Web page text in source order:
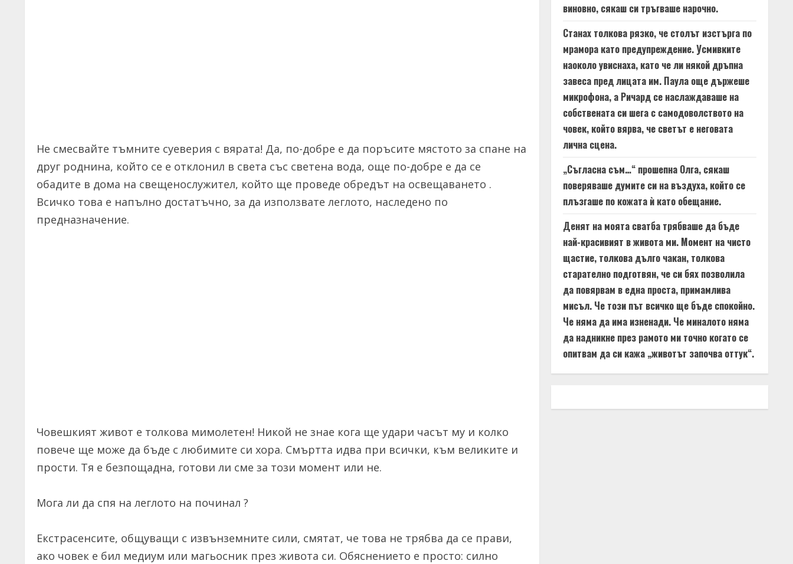
Не смесвайте тъмните суеверия с вярата! Да, по-добре е да поръсите мястото за спане на
друг роднина, който се е отклонил в света със светена вода, още по-добре е да се
обадите в дома на свещенослужител, който ще проведе обредът на освещаването .
Всичко това е напълно достатъчно, за да използвате леглото, наследено по
предназначение.
Човешкият живот е толкова мимолетен! Никой не знае кога ще удари часът му и колко
повече ще може да бъде с любимите си хора. Смъртта идва при всички, към великите и
прости. Тя е безпощадна, готови ли сме за този момент или не.
Мога ли да спя на леглото на починал ?
Екстрасенсите, общуващи с извънземните сили, смятат, че това не трябва да се прави,
ако човек е бил медиум или магьосник през живота си. Обяснението е просто: силно
виновно, сякаш си тръгваше нарочно.
Станах толкова рязко, че столът изстърга по
мрамора като предупреждение. Усмивките
наоколо увиснаха, като че ли някой дръпна
завеса пред лицата им. Паула още държеше
микрофона, а Ричард се наслаждаваше на
собствената си шега с самодоволството на
човек, който вярва, че светът е неговата
лична сцена.
„Съгласна съм…“ прошепна Олга, сякаш
поверяваше думите си на въздуха, който се
плъзгаше по кожата ѝ като обещание.
Денят на моята сватба трябваше да бъде
най-красивият в живота ми. Момент на чисто
щастие, толкова дълго чакан, толкова
старателно подготвян, че си бях позволила
да повярвам в една проста, примамлива
мисъл. Че този път всичко ще бъде спокойно.
Че няма да има изненади. Че миналото няма
да надникне през рамото ми точно когато се
опитвам да си кажа „животът започва оттук“.